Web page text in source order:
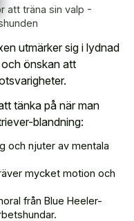
att träna sin valp -
utmärker sig i lydnad
önskan att
tänka på när man
blandning:
och njuter av mentala
mycket motion och
från Blue Heeler-